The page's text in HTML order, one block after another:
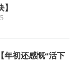
年初还感慨“活下